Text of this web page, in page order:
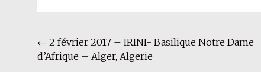
Navigation
de
← 2 février 2017 – IRINI- Basilique Notre Dame
d’Afrique – Alger, Algerie